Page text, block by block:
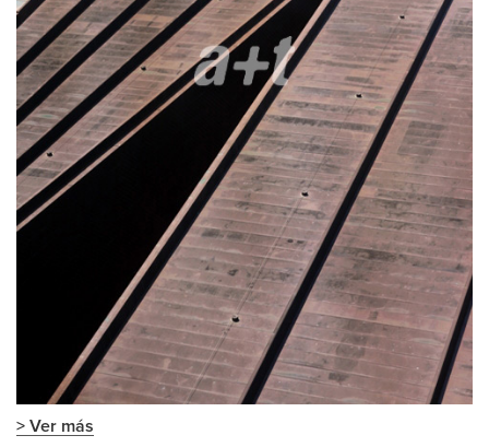
> Ver más